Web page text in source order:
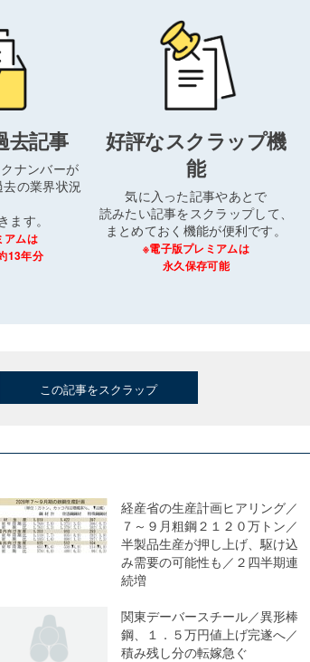
去記事
ナンバーが
の業界状況
ます。
アムは
13年分
好評なスクラップ機
能
気に入った記事やあとで
読みたい記事をスクラップして、
まとめておく機能が便利です。
※電子版プレミアムは
永久保存可能
この記事をスクラップ
経産省の生産計画ヒアリング／
７～９月粗鋼２１２０万トン／
半製品生産が押し上げ、駆け込
み需要の可能性も／２四半期連
続増
関東デーバースチール／異形棒
鋼、１．５万円値上げ完遂へ／
積み残し分の転嫁急ぐ